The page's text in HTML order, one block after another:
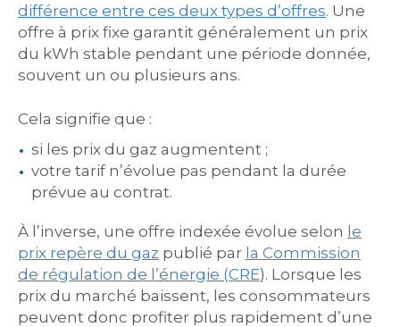
différence entre ces deux types d’offres. Une
offre à prix fixe garantit généralement un prix
du kWh stable pendant une période donnée,
souvent un ou plusieurs ans.
Cela signifie que :
si les prix du gaz augmentent ;
votre tarif n’évolue pas pendant la durée
prévue au contrat.
À l’inverse, une offre indexée évolue selon le
prix repère du gaz publié par la Commission
de régulation de l’énergie (CRE). Lorsque les
prix du marché baissent, les consommateurs
peuvent donc profiter plus rapidement d’une